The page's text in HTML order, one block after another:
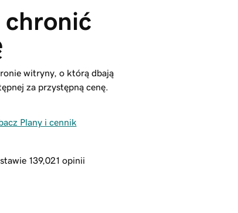
chronić
witryny, o którą dbają
za przystępną cenę.
Plany i cennik
139,021 opinii